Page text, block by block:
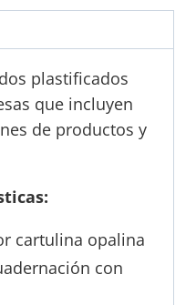
plastificados
que incluyen
de productos y
cartulina opalina
con